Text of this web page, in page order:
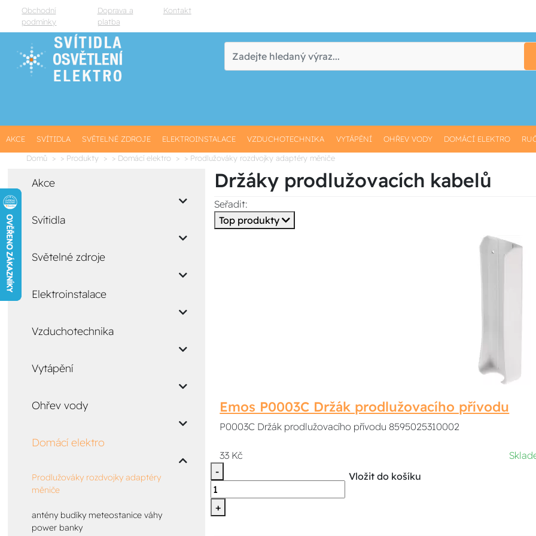
Obchodní
podmínky
Doprava a
platba
Kontakt
AKCE SVÍTIDLA SVĚTELNÉ ZDROJE ELEKTROINSTALACE VZDUCHOTECHNIKA VYTÁPĚNÍ OHŘEV VODY DOMÁCÍ ELEKTRO
Domů > Produkty > Domácí elektro > Prodlužováky rozdvojky adaptéry měniče
Akce
Svítidla
Světelné zdroje
Elektroinstalace
Vzduchotechnika
Vytápění
Ohřev vody
Domácí elektro
Prodlužováky rozdvojky adaptéry
měniče
antény budíky meteostanice váhy
power banky
Držáky prodlužovacích kabelů
Seřadit:
Top produkty
Emos P0003C Držák prodlužovacího přívodu
P0003C Držák prodlužovacího přívodu 8595025310002
33 Kč
-
+
Vložit do košíku